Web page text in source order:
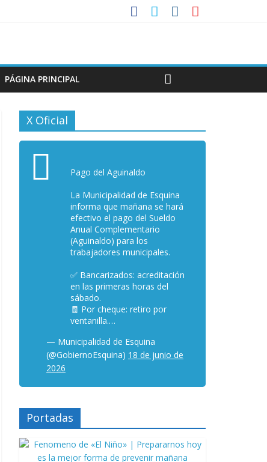
PÁGINA PRINCIPAL
X Oficial
Pago del Aguinaldo
La Municipalidad de Esquina
informa que mañana se hará
efectivo el pago del Sueldo
Anual Complementario
(Aguinaldo) para los
trabajadores municipales.
✅ Bancarizados: acreditación
en las primeras horas del
sábado.
🧾 Por cheque: retiro por
ventanilla.…
— Municipalidad de Esquina
(@GobiernoEsquina) 18 de junio de
2026
Portadas